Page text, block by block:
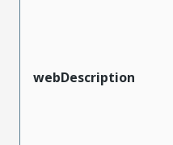
webDescription